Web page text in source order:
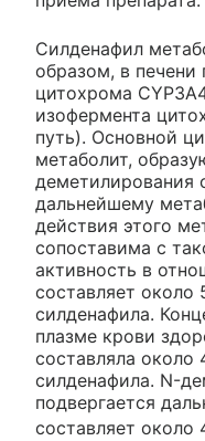
Силденафил
образом, в
цитохрома
изофермента
путь). Основной
метаболит,
деметилирования
дальнейшему
действия этого
сопоставима с
активность в
составляет около
силденафила.
плазме крови
составляла около
силденафила. N-
подвергается
составляет около